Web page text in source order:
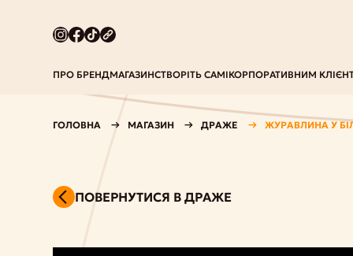
ПРО БРЕНДМАГАЗИНСТВОРІТЬ САМІКОРПОРАТИВНИМ
ГОЛОВНА МАГАЗИН ДРАЖЕ ЖУРАВЛИНА У
ПОВЕРНУТИСЯ В ДРАЖЕ